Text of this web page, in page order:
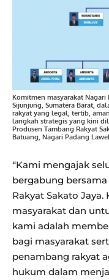
Komitmen masyarakat Nagari
Sijunjung, Sumatera Barat,
rakyat yang legal, tertib,
langkah strategis yang kini
Produsen Tambang Rakyat
Batuang, Nagari Padang
“Kami mengajak
bergabung
Rakyat Sakato
masyarakat dan
kami adalah
bagi masyarakat
penambang rakyat
hukum dalam